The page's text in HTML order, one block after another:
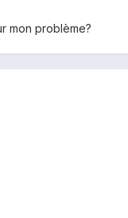
mon problème?